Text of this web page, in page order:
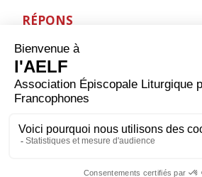
RÉPONS
notre confiance est dans son nom
ORAISON
Nous te supplions instamment,
pardonne-nous les fautes commises
pour l'avenir. Toi qui règnes.